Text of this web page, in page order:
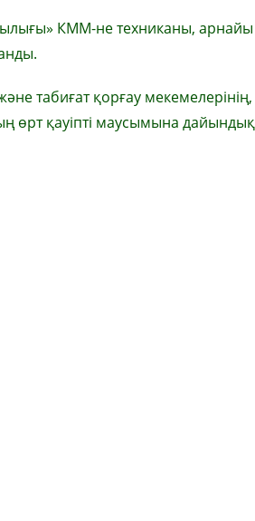
КММ-не техниканы, арнайы
табиғат қорғау
қауіпті маусымына дайындық